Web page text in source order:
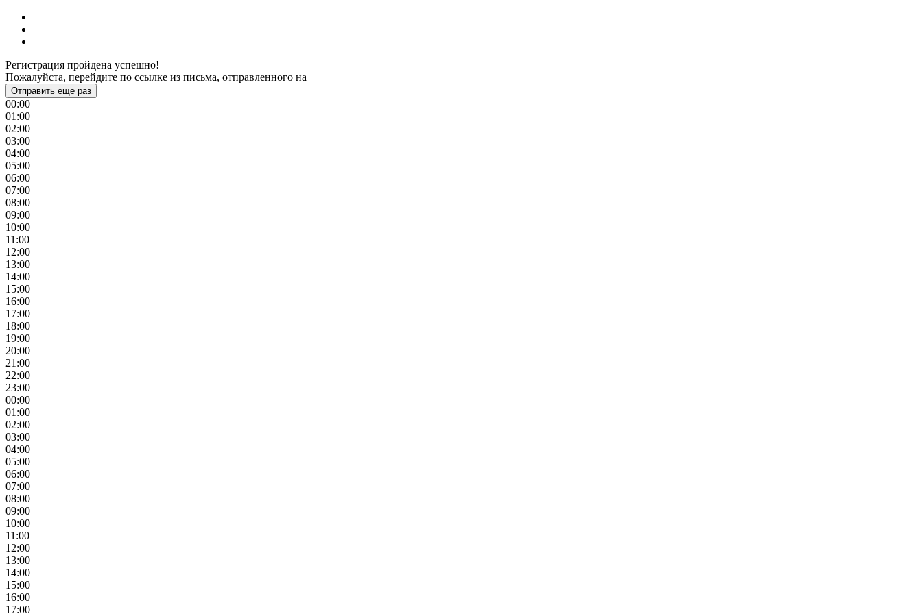
Регистрация пройдена успешно!
Пожалуйста, перейдите по ссылке из письма, отправленного на
Отправить еще раз
00:00
01:00
02:00
03:00
04:00
05:00
06:00
07:00
08:00
09:00
10:00
11:00
12:00
13:00
14:00
15:00
16:00
17:00
18:00
19:00
20:00
21:00
22:00
23:00
00:00
01:00
02:00
03:00
04:00
05:00
06:00
07:00
08:00
09:00
10:00
11:00
12:00
13:00
14:00
15:00
16:00
17:00